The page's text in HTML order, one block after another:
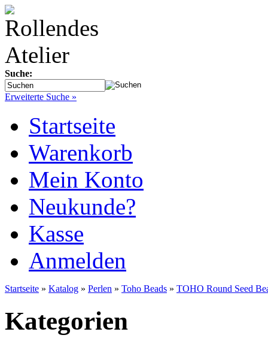
Suche:
Erweiterte Suche »
Startseite
Warenkorb
Mein Konto
Neukunde?
Kasse
Anmelden
Startseite » Katalog » Perlen » Toho Beads » TOHO Round Seed
Kategorien